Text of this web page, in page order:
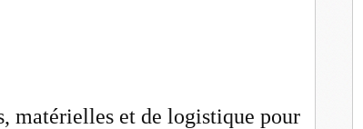
matérielles et de logistique pour